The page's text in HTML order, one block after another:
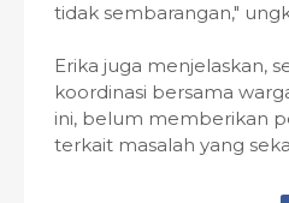
tidak sembarangan,"
Erika juga menjelaskan,
koordinasi bersama
ini, belum memberikan
terkait masalah yang